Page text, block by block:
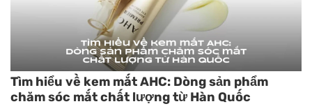
Tìm hiểu về kem mắt AHC: Dòng sản phẩm
chăm sóc mắt chất lượng từ Hàn Quốc